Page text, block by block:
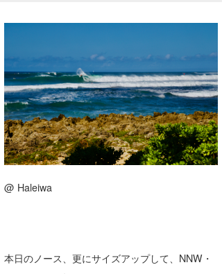
今月のプレゼント
@ Haleiwa
本日のノース、更にサイズアップして、NNW・
湘南
千葉北
伊豆
千葉南
お知らせ
その他
ルール＆How to
VOTE!
ライター/寄稿メディア